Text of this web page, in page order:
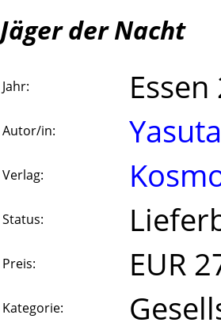
Jäger der Nacht
Jahr:
Autor/in:
Verlag:
Status:
Preis: EUR
Kategorie: